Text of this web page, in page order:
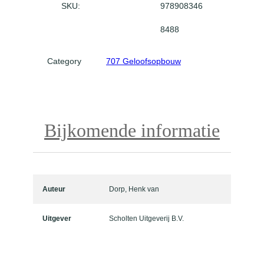
e
s
t
l
SKU: 978908346
8488
Category 707 Geloofsopbouw
Bijkomende informatie
Auteur Dorp, Henk van
Uitgever Scholten Uitgeverij B.V.